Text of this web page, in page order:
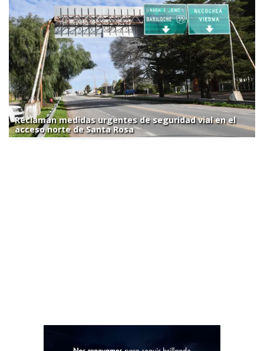
Reclaman medidas urgentes de seguridad vial en el
acceso norte de Santa Rosa